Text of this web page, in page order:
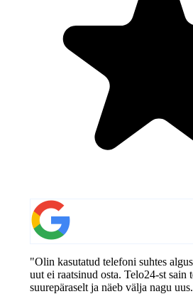
"Olin kasutatud telefoni suhtes
uut ei raatsinud osta. Telo24-st sain
suurepäraselt ja näeb välja nagu